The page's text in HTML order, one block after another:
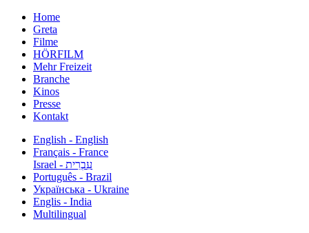
Home
Greta
Filme
HÖRFILM
Mehr Freizeit
Branche
Kinos
Presse
Kontakt
English - English
Français - France
עִבְרִית - Israel
Português - Brazil
Українська - Ukraine
Englis - India
Multilingual